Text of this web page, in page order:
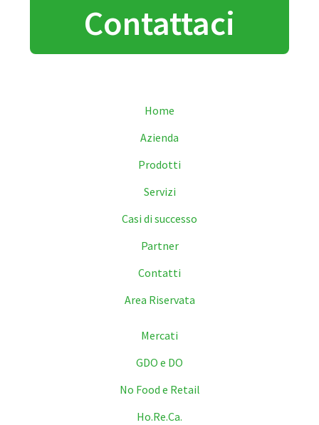
Contattaci
Home
Azienda
Prodotti
Servizi
Casi di successo
Partner
Contatti
Area Riservata
Mercati
GDO e DO
No Food e Retail
Ho.Re.Ca.